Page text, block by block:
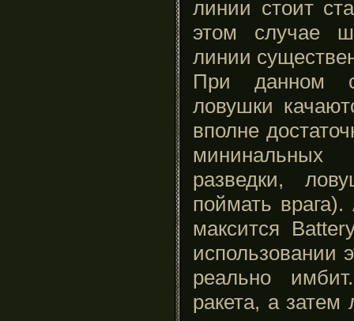
линии стоит
этом случае
линии
При данном
ловушки
вполне
разведки,
поймать
максится
использовании
реально
ракета, а